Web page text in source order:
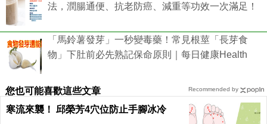
法，潤腸通便、抗老防癌、減重等功效一次滿足！
「馬鈴薯發芽」一秒變毒藥！常見根莖「長芽食
物」下肚前必先熟記保命原則｜每日健康Health
您也可能喜歡這些文章
寒流來襲！ 邱榮芳4穴位防止手腳冰冷
Recommended by